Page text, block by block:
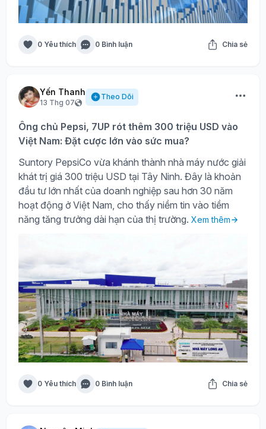
0 Yêu thích 0 Bình luận Chia sẻ
Yến Thanh
13 Thg 07
Theo Dõi
Ông chủ Pepsi, 7UP rót thêm 300 triệu USD vào
Việt Nam: Đặt cược lớn vào sức mua?
Suntory PepsiCo vừa khánh thành nhà máy nước giải
khát trị giá 300 triệu USD tại Tây Ninh. Đây là khoản
đầu tư lớn nhất của doanh nghiệp sau hơn 30 năm
hoạt động ở Việt Nam, cho thấy niềm tin vào tiềm
năng tăng trưởng dài hạn của thị trường. Xem thêm
0 Yêu thích 0 Bình luận Chia sẻ